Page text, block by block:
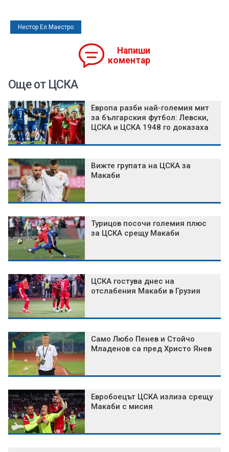
Нестор Ел Маестро
Напиши
коментар
Още от ЦСКА
Европа разби най-големия мит
за българския футбол: Левски,
ЦСКА и ЦСКА 1948 го доказаха
Вижте групата на ЦСКА за
Макаби
Турицов посочи големия плюс
за ЦСКА срещу Макаби
ЦСКА гостува днес на
отслабения Макаби в Грузия
Само Любо Пенев и Стойчо
Младенов са пред Христо Янев
Евробоецът ЦСКА излиза срещу
Макаби с мисия